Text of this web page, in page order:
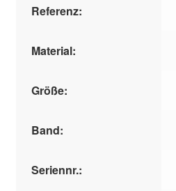
Referenz:
Material:
Größe:
Band:
Seriennr.: